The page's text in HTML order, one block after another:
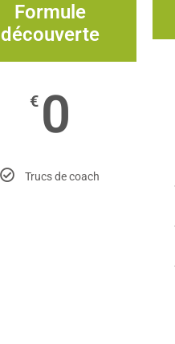
Formule
découverte
€ 0
Trucs de coach